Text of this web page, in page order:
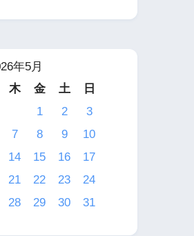
年5月
木 金 土
日
1
2
3
7 8 9
10
14 15 16
17
21 22 23
24
28 29 30
31